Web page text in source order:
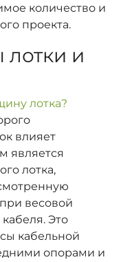
количество и
проекта.
лотки и
лотка?
влияет
является
лотка,
весовой
Это
кабельной
опорами и